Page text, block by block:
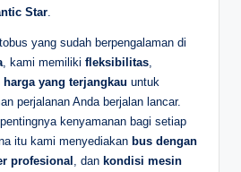
Star
yang sudah berpengalaman di
, kami memiliki fleksibilitas
harga yang terjangkau untuk
perjalanan Anda berjalan lancar.
kenyamanan bagi setiap
itu kami menyediakan bus dengan
profesional , dan kondisi mesin